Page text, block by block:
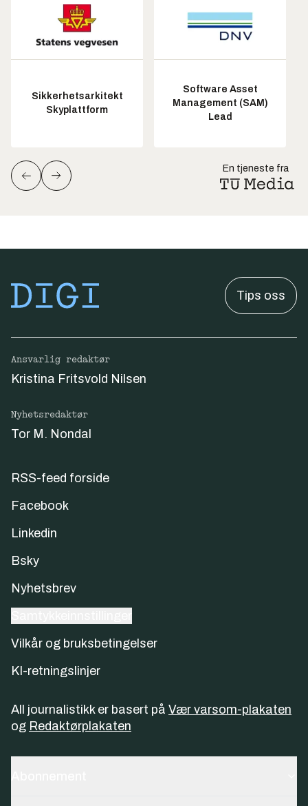
Sikkerhetsarkitekt
Skyplattform
Software Asset
Management (SAM)
Lead
En tjeneste fra
Tips oss
Ansvarlig redaktør
Kristina Fritsvold Nilsen
Nyhetsredaktør
Tor M. Nondal
RSS-feed forside
Facebook
Linkedin
Bsky
Nyhetsbrev
Vilkår og bruksbetingelser
KI-retningslinjer
All journalistikk er basert på Vær varsom-plakaten
og Redaktørplakaten